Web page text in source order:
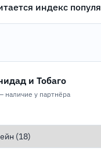
индекс
и Тобаго
наличие у партнёра